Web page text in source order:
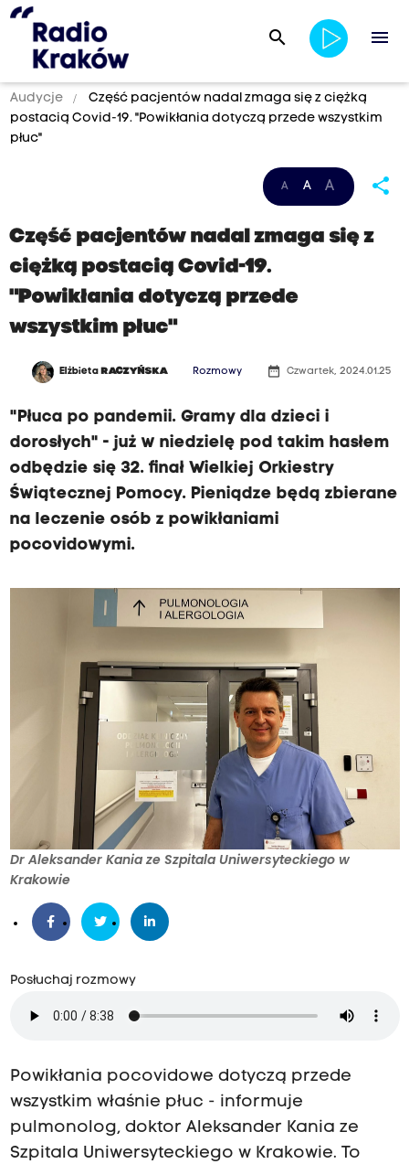
search menu
Audycje
Część pacjentów nadal zmaga się z ciężką
postacią Covid-19. "Powikłania dotyczą przede wszystkim
płuc"
A A A share
Część pacjentów nadal zmaga się z
ciężką postacią Covid-19.
"Powikłania dotyczą przede
wszystkim płuc"
Elżbieta RACZYŃSKA Rozmowy date_range Czwartek, 2024.01.25
"Płuca po pandemii. Gramy dla dzieci i
dorosłych" - już w niedzielę pod takim hasłem
odbędzie się 32. finał Wielkiej Orkiestry
Świątecznej Pomocy. Pieniądze będą zbierane
na leczenie osób z powikłaniami
pocovidowymi.
Dr Aleksander Kania ze Szpitala Uniwersyteckiego w
Krakowie
Posłuchaj rozmowy
Powikłania pocovidowe dotyczą przede
wszystkim właśnie płuc - informuje
pulmonolog, doktor Aleksander Kania ze
Szpitala Uniwersyteckiego w Krakowie. To